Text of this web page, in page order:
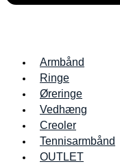
Armbånd
Ringe
Øreringe
Vedhæng
Creoler
Tennisarmbånd
OUTLET